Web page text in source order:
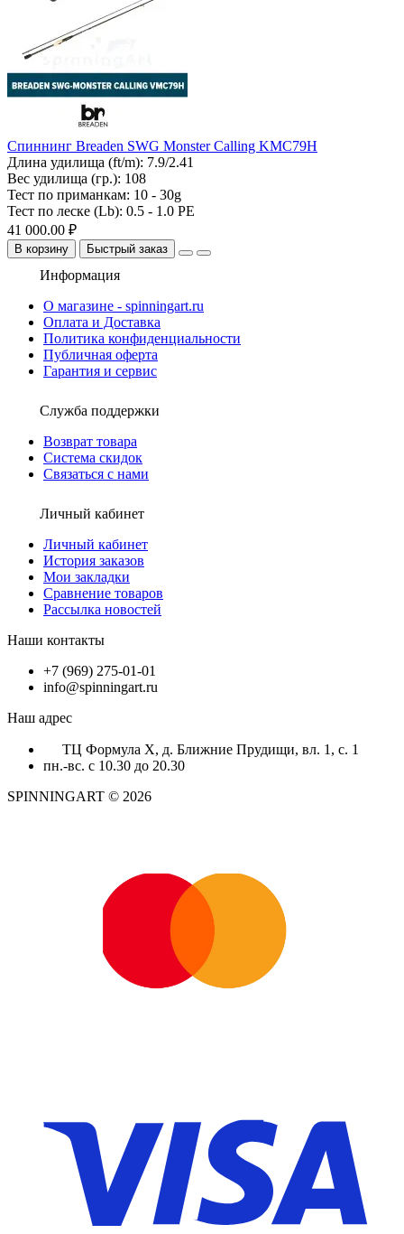
Спиннинг Breaden SWG Monster Calling KMC79H
Длина удилища (ft/m): 7.9/2.41
Вес удилища (гр.): 108
Тест по приманкам: 10 - 30g
Тест по леске (Lb): 0.5 - 1.0 PE
41 000.00 ₽
В корзину Быстрый заказ
Информация
О магазине - spinningart.ru
Оплата и Доставка
Политика конфиденциальности
Публичная оферта
Гарантия и сервис
Служба поддержки
Возврат товара
Система скидок
Связаться с нами
Личный кабинет
Личный кабинет
История заказов
Мои закладки
Сравнение товаров
Рассылка новостей
Наши контакты
+7 (969) 275-01-01
info@spinningart.ru
Наш адрес
ТЦ Формула X, д. Ближние Прудищи, вл. 1, с. 1
пн.-вс. с 10.30 до 20.30
SPINNINGART © 2026